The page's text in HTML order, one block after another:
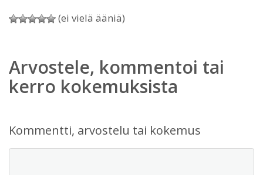
(ei vielä ääniä)
Arvostele, kommentoi tai
kerro kokemuksista
Kommentti, arvostelu tai kokemus